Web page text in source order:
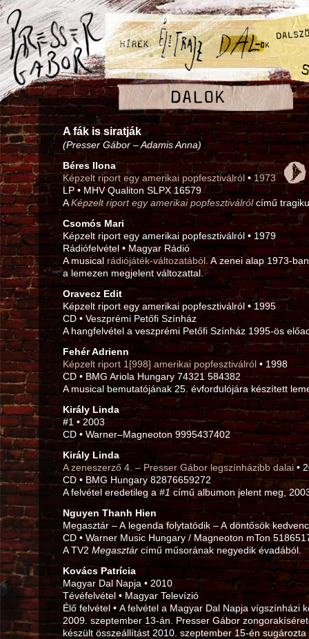
A fák is siratják
(Presser Gábor – Adamis Anna)
Béres Ilona
Képzelt riport egy amerikai popfesztiválról • 1973
LP • MHV Qualiton SLPX 16579
AKépzelt riport egy amerikai popfesztiválrólcímű
Csomós Mari
Képzelt riport egy amerikai popfesztiválról • 1979
Rádiófelvétel • Magyar Rádió
A musical rádiójáték-változatából . A zenei alap
a lemezen megjelent változattal.
Oravecz Edit
Képzelt riport egy amerikai popfesztiválról • 1995
CD • Veszprémi Petőfi Színház
A hangfelvétel a veszprémi Petőfi Színház 1995‑ös
Fehér Adrienn
Képzelt riport 1[998] amerikai popfesztiválról • 1998
CD • BMG Ariola Hungary 74321 584382
A musical bemutatójának 25. évfordulójára készített
Király Linda
#1 • 2003
CD • Warner–Magneoton 9995437402
Király Linda
A zeneszerző 4. – Presser Gábor legszínházibb dalai•
CD • BMG Hungary 82876659272
A felvétel eredetileg a #1 című albumon jelent meg,
Nguyen Thanh Hien
Megasztár – A legenda folytatódik – A döntősök
CD • Warner Music Hungary / Magneoton mTon
A TV2 Megasztár című műsorának negyedik évadából.
Kovács Patrícia
Magyar Dal Napja • 2010
Tévéfelvétel • Magyar Televízió
Élő felvétel • A felvétel a Magyar Dal Napja vígszínházi
2009. szeptember 13‑án. Presser Gábor
készült összeállítást 2010. szeptember 15‑én